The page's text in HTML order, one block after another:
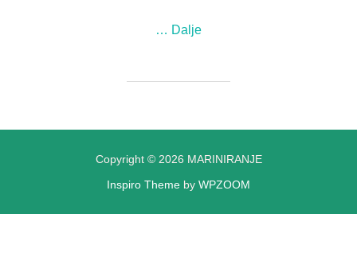
… Dalje
Copyright © 2026 MARINIRANJE
Inspiro Theme by WPZOOM